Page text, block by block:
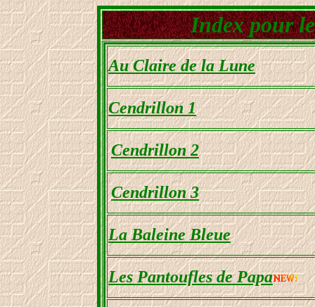
Index pour
Au Claire de la Lune
Cendrillon1
Cendrillon2
Cendrillon3
La Baleine Bleue
Les Pantoufles de Papa